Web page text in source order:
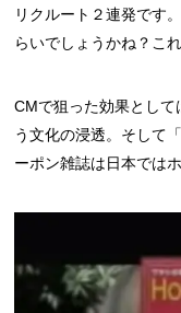
リクルート２連発です
らいでしょうかね？こ
CMで狙った効果とし
う文化の浸透。そして
ーポン雑誌は日本では